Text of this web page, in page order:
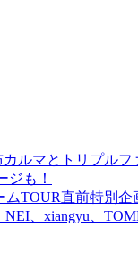
ルマとトリプル
ジも！
ムTOUR直前特別
、xiangyu、